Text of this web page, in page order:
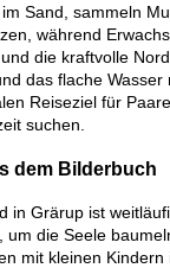
Sand, sammeln
während
die kraftvolle
das flache Wasser
Reiseziel für
suchen.
dem Bilderbuch
in Grärup ist
die Seele
mit kleinen Kindern